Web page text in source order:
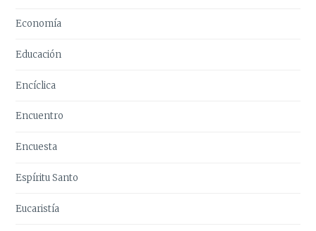
Economía
Educación
Encíclica
Encuentro
Encuesta
Espíritu Santo
Eucaristía